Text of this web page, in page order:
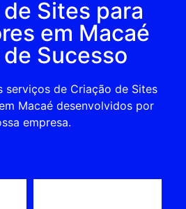
Sites para
em Macaé
Sucesso
serviços de Criação de Sites
Macaé desenvolvidos por
empresa.